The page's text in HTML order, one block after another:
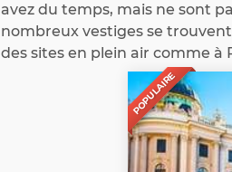
avez du temps, mais ne sont
nombreux vestiges se
des sites en plein air comme à
POPULAIRE